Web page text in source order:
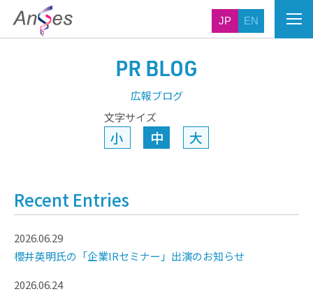
JP EN
PR BLOG
広報ブログ
文字サイズ
小 中 大
Recent Entries
2026.06.29
櫻井英明氏の「企業IRセミナー」出演のお知らせ
2026.06.24